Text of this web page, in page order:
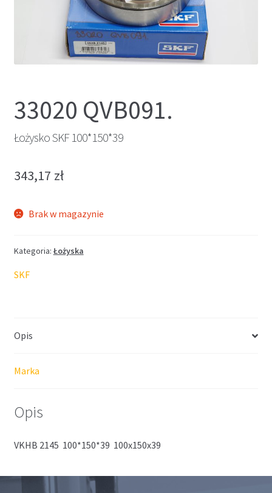
33020 QVB091.
Łożysko SKF 100*150*39
343,17 zł
Brak w magazynie
Kategoria: Łożyska
SKF
Opis
Marka
Opis
VKHB 2145 100*150*39 100x150x39